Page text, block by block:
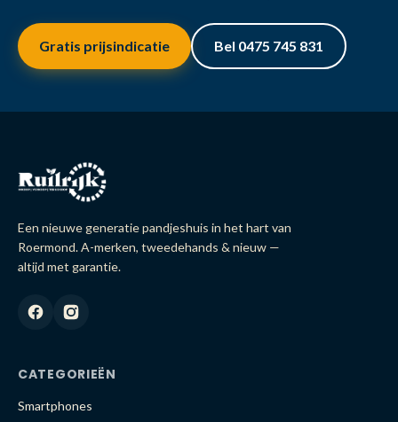
Gratis prijsindicatie Bel 0475 745 831
Een nieuwe generatie pandjeshuis in het hart van
Roermond. A-merken, tweedehands & nieuw —
altijd met garantie.
CATEGORIEËN
Smartphones